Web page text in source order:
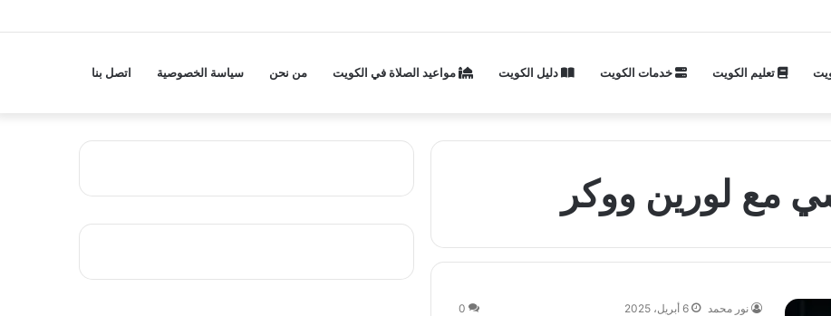
تعليم الكويت خدمات الكويت دليل الكويت مواعيد الصلاة في الكويت من نحن سياسة الخصوصية اتصل بنا
مع لورين ووكر
نور محمد 6 أبريل، 2025 0